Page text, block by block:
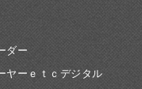
ダー
ヤーｅｔｃデジタル